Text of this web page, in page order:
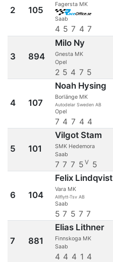
2 105
Fagersta MK
Saab
4 5 7 4 7
3 894
Milo Ny
Gnesta MK
Opel
2 5 4 7 5
4 107
Noah Hysing
Borlänge MK
Autodelar Sweden AB
Opel
7 4 7 4 4
5 101
Vilgot Stam
SMK Hedemora
Saab
7 7 7 5 V 5
6 104
Felix Lindqvist
Vara MK
Allflytt-Tsv AB
Saab
5 7 5 7 7
7 881
Elias Lithner
Finnskoga MK
Saab
4 4 4 1 4